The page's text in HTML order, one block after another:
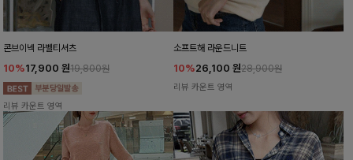
콘브이넥 라벨티셔츠
10%17,900 원19,800원
리뷰 카운트 영역
소프트해 라운드니트
10%26,100 원28,900원
리뷰 카운트 영역